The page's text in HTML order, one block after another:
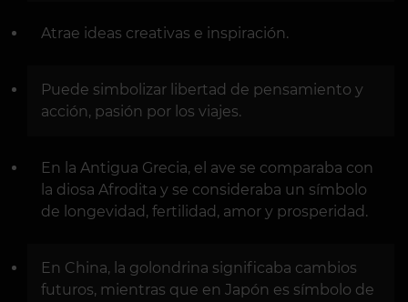
Atrae ideas creativas e inspiración.
Puede simbolizar libertad de pensamiento y
acción, pasión por los viajes.
En la Antigua Grecia, el ave se comparaba con
la diosa Afrodita y se consideraba un símbolo
de longevidad, fertilidad, amor y prosperidad.
En China, la golondrina significaba cambios
futuros, mientras que en Japón es símbolo de